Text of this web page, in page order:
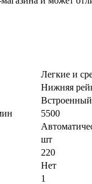
Легкие и
Нижняя
Встроенный
5500
шт
220
Нет
1